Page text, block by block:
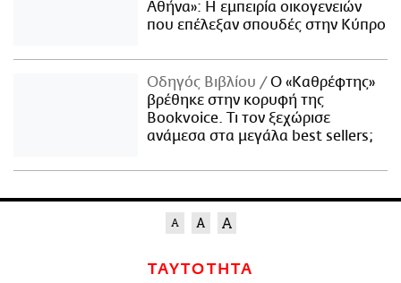
Αθήνα»: Η εμπειρία οικογενειών
που επέλεξαν σπουδές στην Κύπρο
Οδηγός Βιβλίου
Ο «Καθρέφτης»
βρέθηκε στην κορυφή της
Bookvoice. Τι τον ξεχώρισε
ανάμεσα στα μεγάλα best sellers;
ΤΑΥΤΟΤΗΤΑ